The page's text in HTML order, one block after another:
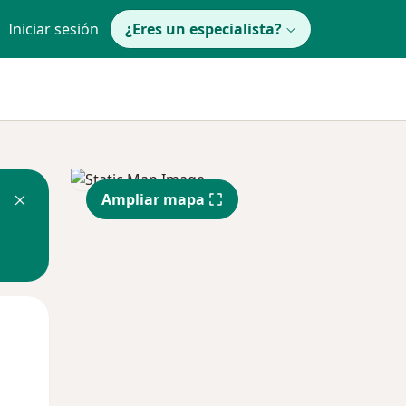
Iniciar sesión ¿Eres un especialista?
Ampliar mapa